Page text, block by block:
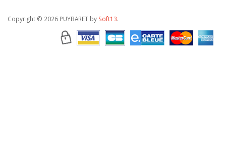
Copyright © 2026 PUYBARET by Soft13.